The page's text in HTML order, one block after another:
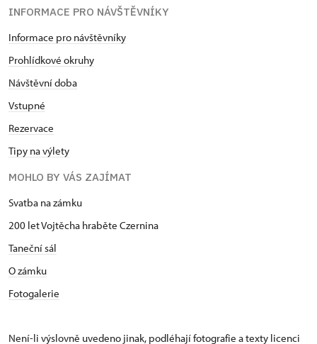
INFORMACE PRO NÁVŠTĚVNÍKY
Informace pro návštěvníky
Prohlídkové okruhy
Návštěvní doba
Vstupné
Rezervace
Tipy na výlety
MOHLO BY VÁS ZAJÍMAT
Svatba na zámku
200 let Vojtěcha hraběte Czernina
Taneční sál
O zámku
Fotogalerie
Není-li výslovně uvedeno jinak, podléhají fotografie a texty licenci